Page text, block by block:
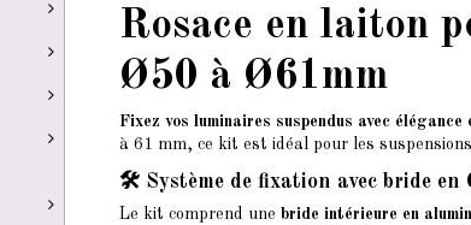
Rosace en laiton
Ø50 à Ø61mm
Fixez vos luminaires suspendus avec
à 61 mm, ce kit est idéal pour les
🛠️ Système de fixation avec bride en
Le kit comprend une bride intérieure en